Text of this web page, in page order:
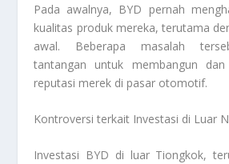
Pada awalnya, BYD pernah
kualitas produk mereka, terutama
awal. Beberapa masalah
tantangan untuk membangun dan
reputasi merek di pasar otomotif.
Kontroversi terkait Investasi di Luar
Investasi BYD di luar Tiongkok,